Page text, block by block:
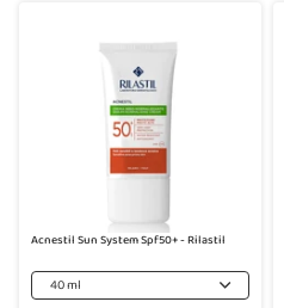
Acnestil Sun System Spf50+ - Rilastil
40 ml